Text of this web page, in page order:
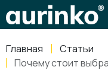
Главная
Статьи
Почему стоит
Россия, Свердловская
8-800-770-79-40